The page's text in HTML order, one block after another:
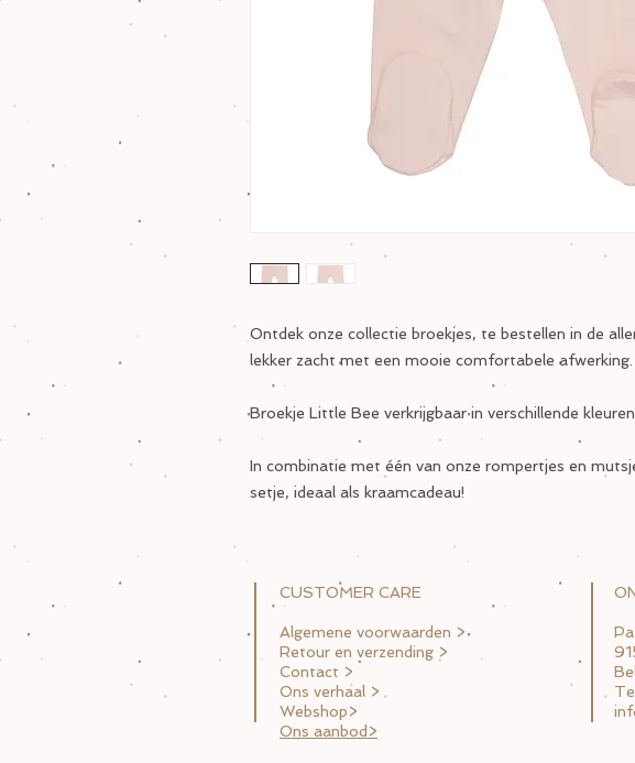
Ontdek onze collectie broekjes, te bestellen in de
lekker zacht met een mooie comfortabele afwerking.
Broekje Little Bee verkrijgbaar in verschillende kleuren.
In combinatie met één van onze rompertjes en
setje, ideaal als kraamcadeau!
CUSTOMER CARE
Algemene voorwaarden >
Retour en verzending >
Contact >
Ons verhaal >
Webshop>
Ons aanbod>